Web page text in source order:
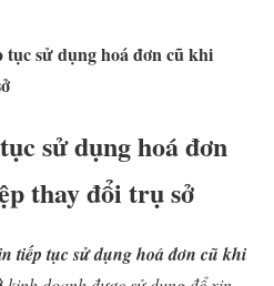
tục sử dụng hoá đơn cũ khi
sử dụng hoá đơn
thay đổi trụ sở
tiếp tục sử dụng hoá đơn cũ khi